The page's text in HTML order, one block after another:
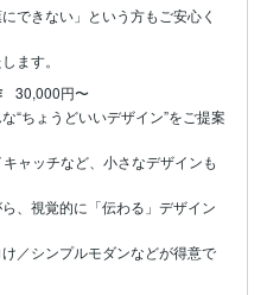
できない」という方もご安心く
ます。
30,000円〜
“ちょうどいいデザイン”をご提案
ャッチなど、小さなデザインも
、視覚的に「伝わる」デザイン
／シンプルモダンなどが得意で